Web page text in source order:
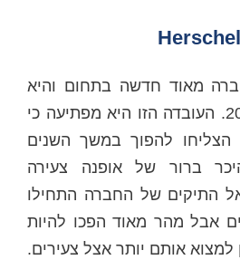
מאוד חדשה בתחום והיא
קיימת רק משנת 2009. העובדה הזו היא מפתיעה כי
להפוך במשך השנים
ברור של אופנה צעירה
התיקים של החברה התחילו
אבל מהר מאוד הפכו להיות
למצוא אותם יותר אצל צעירים.